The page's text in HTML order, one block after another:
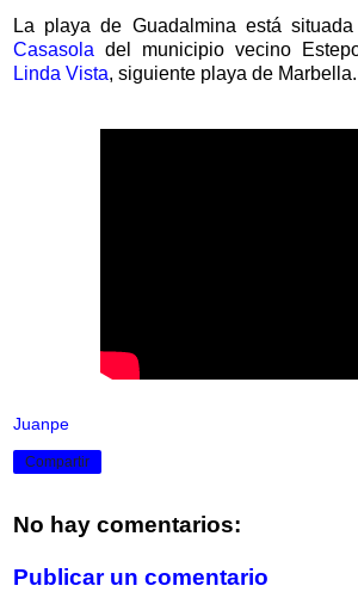
La playa de Guadalmina está
Casasola del municipio vecino
Linda Vista, siguiente playa de Marbella.
Juanpe
Compartir
No hay comentarios:
Publicar un comentario